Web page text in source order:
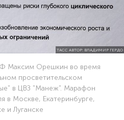
ТАСС АВТОР: ВЛАДИМИР ГЕРДО
Максим Орешкин во время
просветительском
в ЦВЗ "Манеж". Марафон
в Москве, Екатеринбурге,
и Луганске